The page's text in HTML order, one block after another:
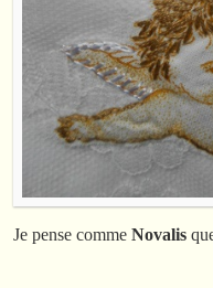
Je pense comme Novalis
«